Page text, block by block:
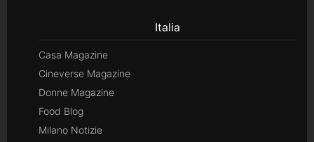
Italia
Casa Magazine
Cineverse Magazine
Donne Magazine
Food Blog
Milano Notizie